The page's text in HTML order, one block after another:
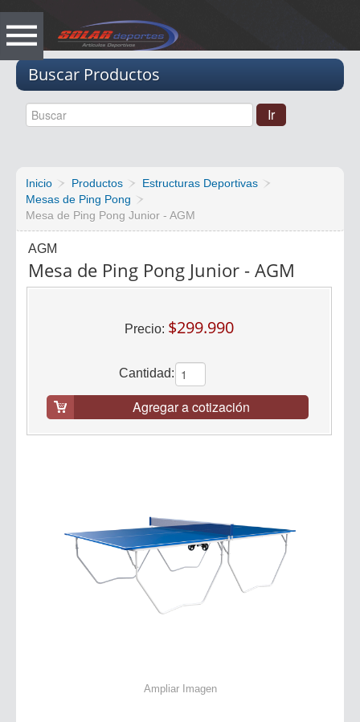
Buscar Productos
Inicio Productos
Estructuras Deportivas
Mesas de Ping Pong
Mesa de Ping Pong Junior - AGM
AGM
Mesa de Ping Pong Junior - AGM
Precio: $299.990
Cantidad:
Agregar a cotización
Ampliar Imagen